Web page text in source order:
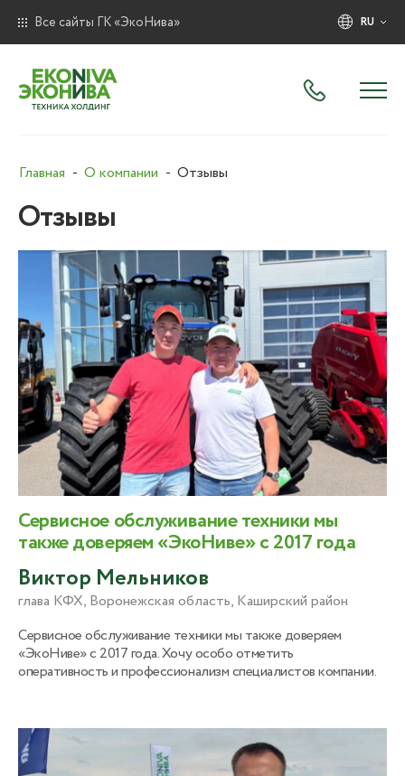
Все сайты ГК «ЭкоНива» RU
Главная О компании Отзывы
Отзывы
Сервисное обслуживание техники мы
также доверяем «ЭкоНиве» с 2017 года
Виктор Мельников
глава КФХ, Воронежская область, Каширский район
Сервисное обслуживание техники мы также доверяем
«ЭкоНиве» с 2017 года. Хочу особо отметить
оперативность и профессионализм специалистов компании.